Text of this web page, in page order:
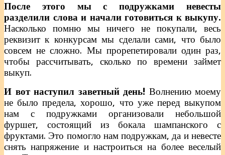
После этого мы с подружками невесты
разделили слова и начали готовиться к выкупу.
Насколько помню мы ничего не покупали, весь
реквизит к конкурсам мы сделали сами, что было
совсем не сложно. Мы прорепетировали один раз,
чтобы рассчитывать, сколько по времени займет
выкуп.
И вот наступил заветный день! Волнению моему
не было предела, хорошо, что уже перед выкупом
нам с подружками организовали небольшой
фуршет, состоящий из бокала шампанского с
фруктами. Это помогло нам подружкам, да и невесте
снять напряжение и настроиться на более веселый